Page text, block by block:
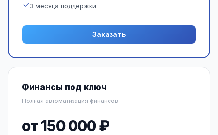
3 месяца поддержки
Заказать
Финансы под ключ
Полная автоматизация финансов
от 150 000 ₽